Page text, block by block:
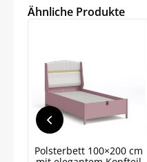
Ähnliche Produkte
Polsterbett 100×200 cm
Jetzt